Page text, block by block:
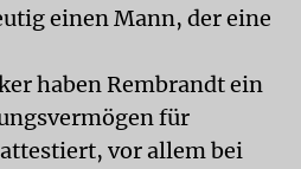
einen Mann, der eine
haben Rembrandt ein
für
vor allem bei